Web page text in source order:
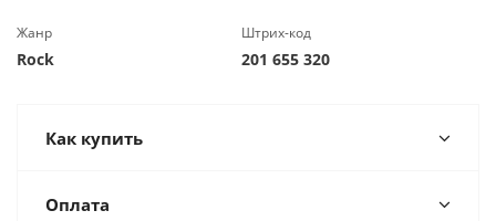
Жанр
Rock
Штрих-код
201 655 320
Как купить
Оплата